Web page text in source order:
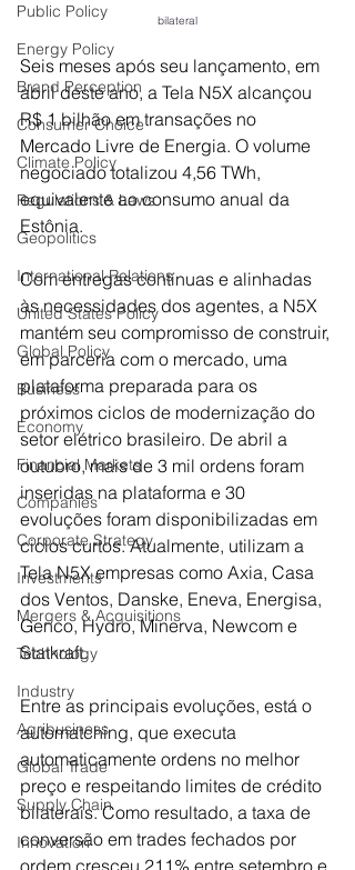
Public Policy
Energy Policy
Brand Perception
Consumer Choice
Climate Policy
Regulations & Laws
Geopolitics
International Relations
United States Policy
Global Policy
Business
Economy
Financial Markets
Companies
Corporate Strategy
Investments
Mergers & Acquisitions
Technology
Industry
Agribusiness
Global Trade
Supply Chain
Innovation
bilateral
Seis meses após seu lançamento, em
abril deste ano, a Tela N5X alcançou
R$ 1 bilhão em transações no
Mercado Livre de Energia. O volume
negociado totalizou 4,56 TWh,
equivalente ao consumo anual da
Estônia.
Com entregas contínuas e alinhadas
às necessidades dos agentes, a N5X
mantém seu compromisso de construir,
em parceria com o mercado, uma
plataforma preparada para os
próximos ciclos de modernização do
setor elétrico brasileiro. De abril a
outubro, mais de 3 mil ordens foram
inseridas na plataforma e 30
evoluções foram disponibilizadas em
ciclos curtos. Atualmente, utilizam a
Tela N5X empresas como Axia, Casa
dos Ventos, Danske, Eneva, Energisa,
Genco, Hydro, Minerva, Newcom e
Statkraft.
Entre as principais evoluções, está o
automatching, que executa
automaticamente ordens no melhor
preço e respeitando limites de crédito
bilaterais. Como resultado, a taxa de
conversão em trades fechados por
ordem cresceu 211% entre setembro e